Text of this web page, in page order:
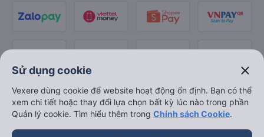
Sử dụng cookie close
Vexere dùng cookie để website hoạt động ổn định. Bạn có thể
xem chi tiết hoặc thay đổi lựa chọn bất kỳ lúc nào trong phần
Quản lý cookie. Tìm hiểu thêm trong Chính sách Cookie.